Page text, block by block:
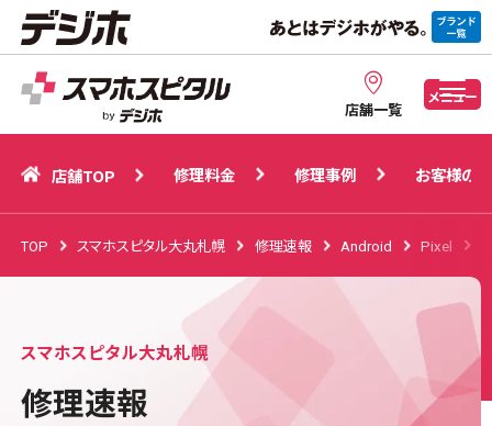
店舗一覧
メニュー
店舗TOP 修理事例 お客様の声
店舗TOP 修理料金 修理事例 お客様の声
TOP スマホスピタル大丸札幌 修理速報 Android Pixel
スマホスピタル大丸札幌
修理速報